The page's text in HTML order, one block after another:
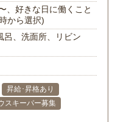
、好きな日に働くこと
から選択)
呂、洗面所、リビン
昇給･昇格あり
スキーパー募集